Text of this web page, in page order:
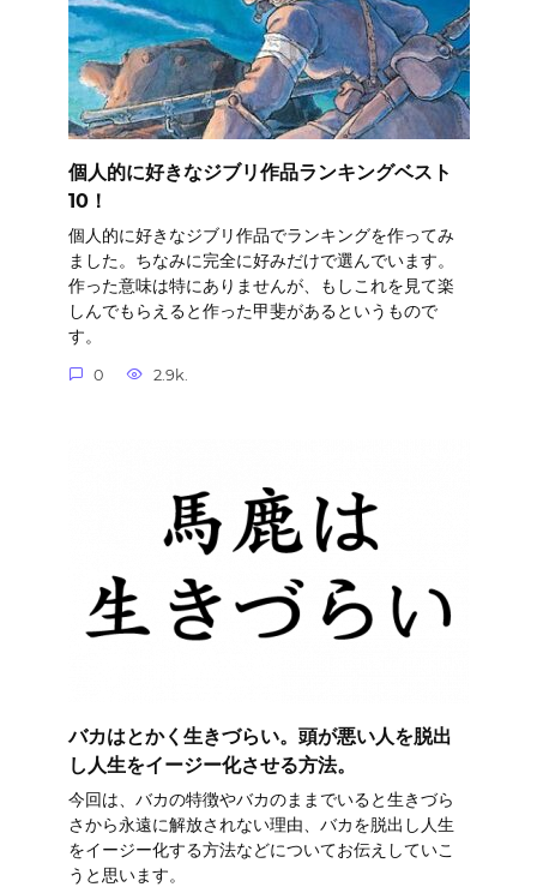
個人的に好きなジブリ作品ランキングベスト
10！
個人的に好きなジブリ作品でランキングを作ってみ
ました。ちなみに完全に好みだけで選んでいます。
作った意味は特にありませんが、もしこれを見て楽
しんでもらえると作った甲斐があるというもので
す。
0 2.9k.
バカはとかく生きづらい。頭が悪い人を脱出
し人生をイージー化させる方法。
今回は、バカの特徴やバカのままでいると生きづら
さから永遠に解放されない理由、バカを脱出し人生
をイージー化する方法などについてお伝えしていこ
うと思います。